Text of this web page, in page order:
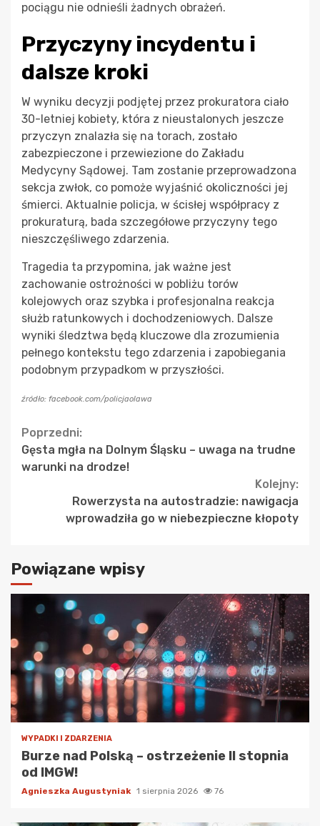
pociągu nie odnieśli żadnych obrażeń.
Przyczyny incydentu i
dalsze kroki
W wyniku decyzji podjętej przez prokuratora ciało
30-letniej kobiety, która z nieustalonych jeszcze
przyczyn znalazła się na torach, zostało
zabezpieczone i przewiezione do Zakładu
Medycyny Sądowej. Tam zostanie przeprowadzona
sekcja zwłok, co pomoże wyjaśnić okoliczności jej
śmierci. Aktualnie policja, w ścisłej współpracy z
prokuraturą, bada szczegółowe przyczyny tego
nieszczęśliwego zdarzenia.
Tragedia ta przypomina, jak ważne jest
zachowanie ostrożności w pobliżu torów
kolejowych oraz szybka i profesjonalna reakcja
służb ratunkowych i dochodzeniowych. Dalsze
wyniki śledztwa będą kluczowe dla zrozumienia
pełnego kontekstu tego zdarzenia i zapobiegania
podobnym przypadkom w przyszłości.
źródło: facebook.com/policjaolawa
Continue
Reading
Poprzedni:
Gęsta mgła na Dolnym Śląsku – uwaga na trudne
warunki na drodze!
Kolejny:
Rowerzysta na autostradzie: nawigacja
wprowadziła go w niebezpieczne kłopoty
Powiązane wpisy
WYPADKI I ZDARZENIA
Burze nad Polską – ostrzeżenie II stopnia
od IMGW!
Agnieszka Augustyniak 1 sierpnia 2026 76